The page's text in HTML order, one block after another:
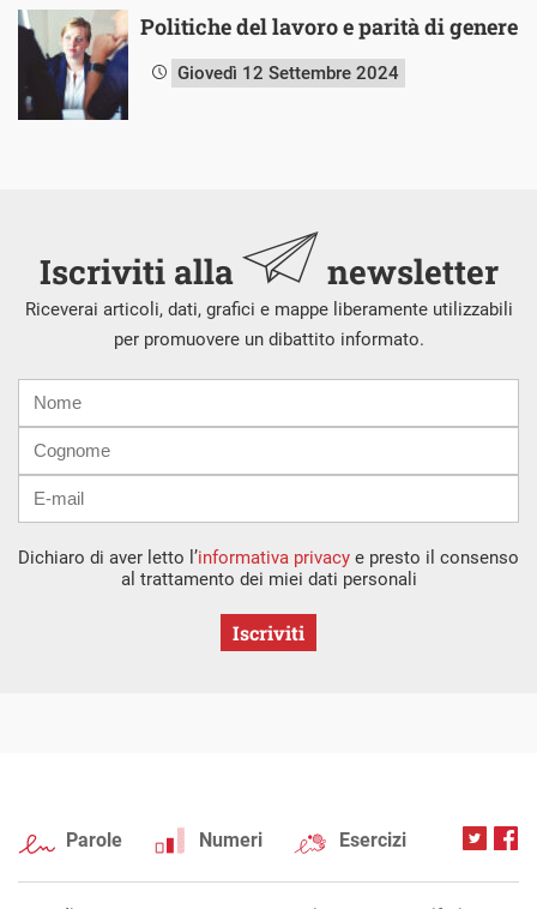
Politiche del lavoro e parità di genere
Giovedì 12 Settembre 2024
Iscriviti alla newsletter
Riceverai articoli, dati, grafici e mappe liberamente utilizzabili
per promuovere un dibattito informato.
mail
Dichiaro di aver letto l’informativa privacy e presto il consenso
al trattamento dei miei dati personali
Iscriviti
Parole Numeri Esercizi